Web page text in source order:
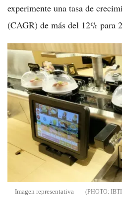
experimente una tasa de
(CAGR) de más del 12% para
Imagen representativa